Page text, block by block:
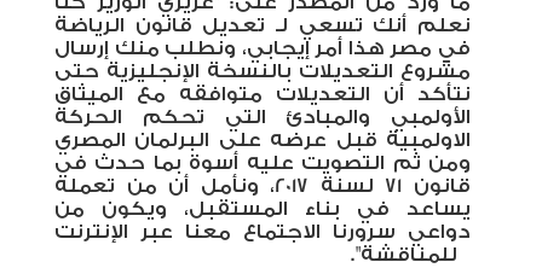
نعلم أنك تسعي لـ تعديل قانون الرياضة
في مصر هذا أمر إيجابي، ونطلب منك إرسال
مشروع التعديلات بالنسخة الإنجليزية حتى
نتأكد أن التعديلات متوافقه مع الميثاق
الأولمبي والمبادئ التي تحكم الحركة
الاولمبية قبل عرضه على البرلمان المصري
ومن ثم التصويت عليه أسوة بما حدث في
قانون 71 لسنة 2017، ونأمل أن من تعمله
يساعد في بناء المستقبل، ويكون من
دواعي سرورنا الاجتماع معنا عبر الإنترنت
للمناقشة".